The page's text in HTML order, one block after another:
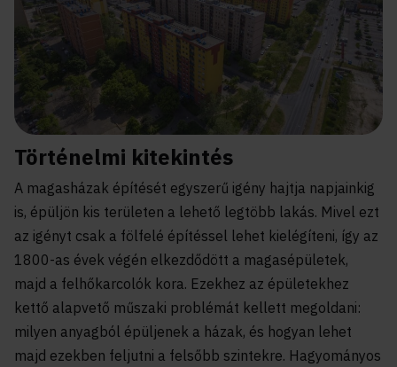
Történelmi kitekintés
A magasházak építését egyszerű igény hajtja napjainkig
is, épüljön kis területen a lehető legtöbb lakás. Mivel ezt
az igényt csak a fölfelé építéssel lehet kielégíteni, így az
1800-as évek végén elkezdődött a magasépületek,
majd a felhőkarcolók kora. Ezekhez az épületekhez
kettő alapvető műszaki problémát kellett megoldani:
milyen anyagból épüljenek a házak, és hogyan lehet
majd ezekben feljutni a felsőbb szintekre. Hagyományos